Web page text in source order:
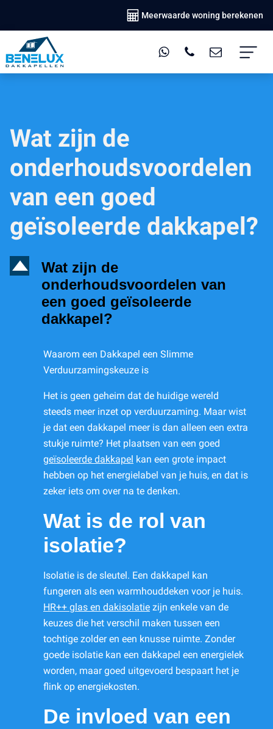
Meerwaarde woning berekenen
Wat zijn de
onderhoudsvoordelen
van een goed
geïsoleerde dakkapel?
D
Wat zijn de
onderhoudsvoordelen van
een goed geïsoleerde
dakkapel?
Waarom een Dakkapel een Slimme
Verduurzamingskeuze is
Het is geen geheim dat de huidige wereld
steeds meer inzet op verduurzaming. Maar wist
je dat een dakkapel meer is dan alleen een extra
stukje ruimte? Het plaatsen van een goed
geïsoleerde dakkapel kan een grote impact
hebben op het energielabel van je huis, en dat is
zeker iets om over na te denken.
Wat is de rol van
isolatie?
Isolatie is de sleutel. Een dakkapel kan
fungeren als een warmhouddeken voor je huis.
HR++ glas en dakisolatie zijn enkele van de
keuzes die het verschil maken tussen een
tochtige zolder en een knusse ruimte. Zonder
goede isolatie kan een dakkapel een energielek
worden, maar goed uitgevoerd bespaart het je
flink op energiekosten.
De invloed van een